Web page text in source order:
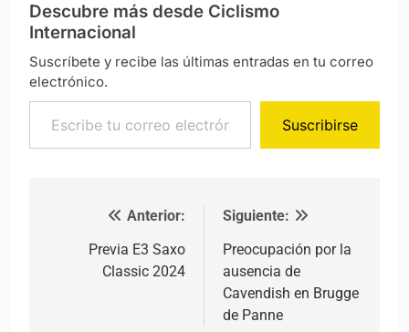
Descubre más desde Ciclismo
Internacional
Suscríbete y recibe las últimas entradas en tu correo
electrónico.
Escribe tu correo electrónico…
Suscribirse
Navegación de entradas
Anterior:
Previa E3 Saxo
Classic 2024
Siguiente:
Preocupación por la
ausencia de
Cavendish en Brugge
de Panne